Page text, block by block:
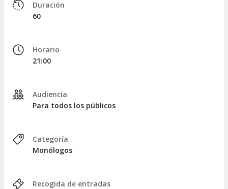
Duración
60
Horario
21:00
Audiencia
Para todos los públicos
Categoría
Monólogos
Recogida de entradas